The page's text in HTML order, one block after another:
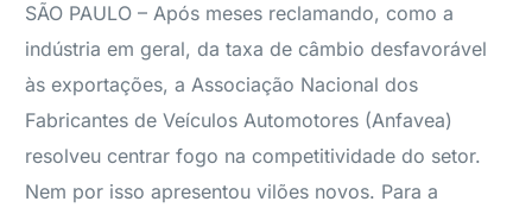
SÃO PAULO – Após meses reclamando, como a
indústria em geral, da taxa de câmbio desfavorável
às exportações, a Associação Nacional dos
Fabricantes de Veículos Automotores (Anfavea)
resolveu centrar fogo na competitividade do setor.
Nem por isso apresentou vilões novos. Para a